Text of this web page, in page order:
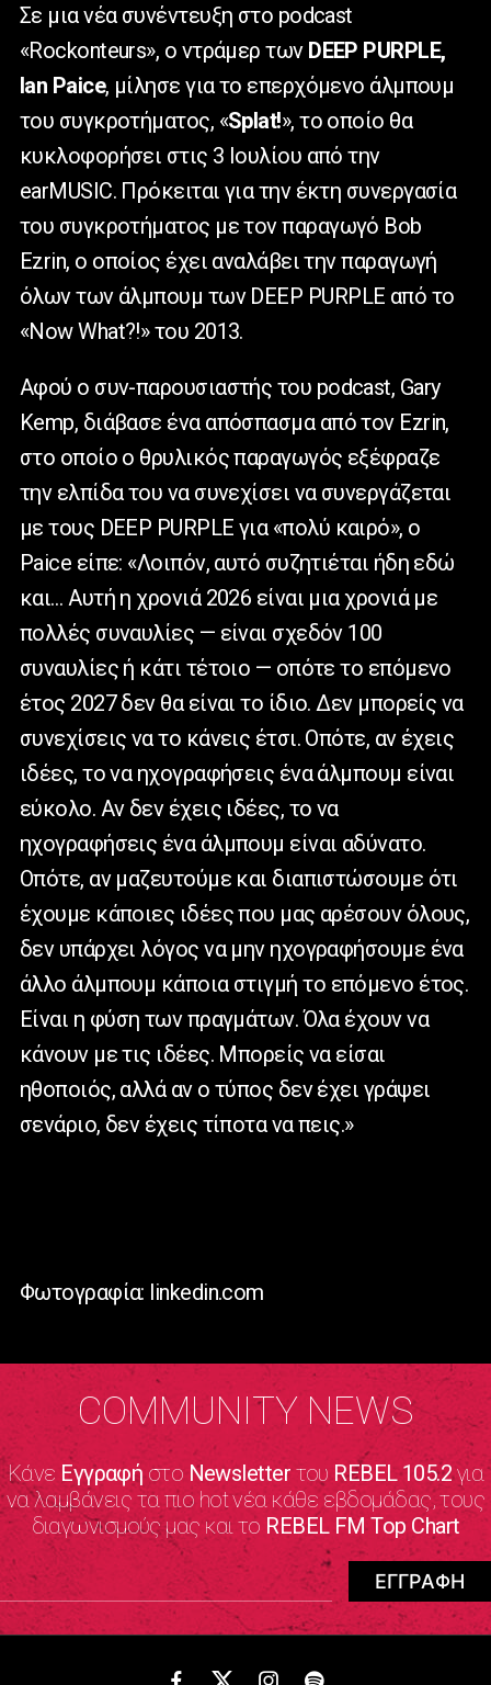
Σε μια νέα συνέντευξη στο podcast
«Rockonteurs», ο ντράμερ των DEEP PURPLE,
Ian Paice, μίλησε για το επερχόμενο άλμπουμ
του συγκροτήματος, «Splat!», το οποίο θα
κυκλοφορήσει στις 3 Ιουλίου από την
earMUSIC. Πρόκειται για την έκτη συνεργασία
του συγκροτήματος με τον παραγωγό Bob
Ezrin, ο οποίος έχει αναλάβει την παραγωγή
όλων των άλμπουμ των DEEP PURPLE από το
«Now What?!» του 2013.
Αφού ο συν-παρουσιαστής του podcast, Gary
Kemp, διάβασε ένα απόσπασμα από τον Ezrin,
στο οποίο ο θρυλικός παραγωγός εξέφραζε
την ελπίδα του να συνεχίσει να συνεργάζεται
με τους DEEP PURPLE για «πολύ καιρό», ο
Paice είπε: «Λοιπόν, αυτό συζητιέται ήδη εδώ
και… Αυτή η χρονιά 2026 είναι μια χρονιά με
πολλές συναυλίες — είναι σχεδόν 100
συναυλίες ή κάτι τέτοιο — οπότε το επόμενο
έτος 2027 δεν θα είναι το ίδιο. Δεν μπορείς να
συνεχίσεις να το κάνεις έτσι. Οπότε, αν έχεις
ιδέες, το να ηχογραφήσεις ένα άλμπουμ είναι
εύκολο. Αν δεν έχεις ιδέες, το να
ηχογραφήσεις ένα άλμπουμ είναι αδύνατο.
Οπότε, αν μαζευτούμε και διαπιστώσουμε ότι
έχουμε κάποιες ιδέες που μας αρέσουν όλους,
δεν υπάρχει λόγος να μην ηχογραφήσουμε ένα
άλλο άλμπουμ κάποια στιγμή το επόμενο έτος.
Είναι η φύση των πραγμάτων. Όλα έχουν να
κάνουν με τις ιδέες. Μπορείς να είσαι
ηθοποιός, αλλά αν ο τύπος δεν έχει γράψει
σενάριο, δεν έχεις τίποτα να πεις.»
Φωτογραφία: linkedin.com
COMMUNITY NEWS
Κάνε Εγγραφήστο NewsletterτουREBEL 105.2για
να λαμβάνεις τα πιο hot νέα κάθε εβδομάδας, τους
διαγωνισμούς μας και το REBEL FM Top Chart